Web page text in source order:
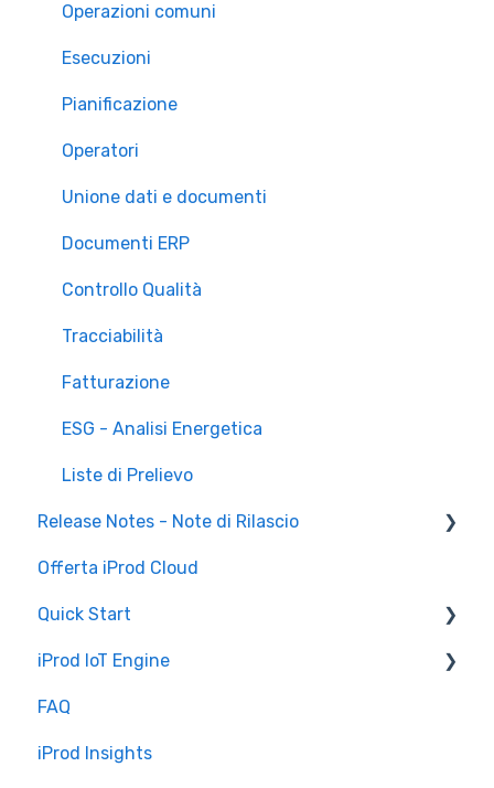
Operazioni comuni
Esecuzioni
Pianificazione
Operatori
Unione dati e documenti
Documenti ERP
Controllo Qualità
Tracciabilità
Fatturazione
ESG - Analisi Energetica
Liste di Prelievo
Release Notes - Note di Rilascio
iProd Cloud
iProd Tablet
Offerta iProd Cloud
Quick Start
Configurazioni Software
iProd IoT Engine
Introduzione
Installazione e Configurazione
FAQ
iProd Insights